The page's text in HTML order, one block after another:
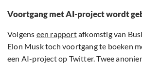
Voortgang met AI-project wordt
Volgens een rapportafkomstig van
Elon Musk toch voortgang te boeken
een AI-project op Twitter. Twee